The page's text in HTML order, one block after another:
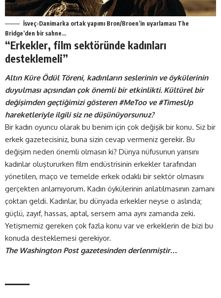
İsveç-Danimarka ortak yapımı Bron/Broen’in uyarlaması The
Bridge’den bir sahne…
“Erkekler, film sektöründe kadınları
desteklemeli”
Altın Küre Ödül Töreni, kadınların seslerinin ve öykülerinin
duyulması açısından çok önemli bir etkinlikti. Kültürel bir
değişimden geçtiğimizi gösteren #MeToo ve #TimesUp
hareketleriyle ilgili siz ne düşünüyorsunuz?
Bir kadın oyuncu olarak bu benim için çok değişik bir konu. Siz bir
erkek gazetecisiniz, buna sizin cevap vermeniz gerekir. Bu
değişim neden önemli olmasın ki? Dünya nüfusunun yarısını
kadınlar oluştururken film endüstrisinin erkekler tarafından
yönetilen, maço ve temelde erkek odaklı bir sektör olmasını
gerçekten anlamıyorum. Kadın öykülerinin anlatılmasının zamanı
çoktan geldi. Kadınlar, bu dünyada erkekler neyse o aslında;
güçlü, zayıf, hassas, aptal, sersem ama aynı zamanda zeki.
Yetişmemiz gereken çok fazla konu var ve erkeklerin de bizi bu
konuda desteklemesi gerekiyor.
The Washington Post gazetesinden derlenmiştir…